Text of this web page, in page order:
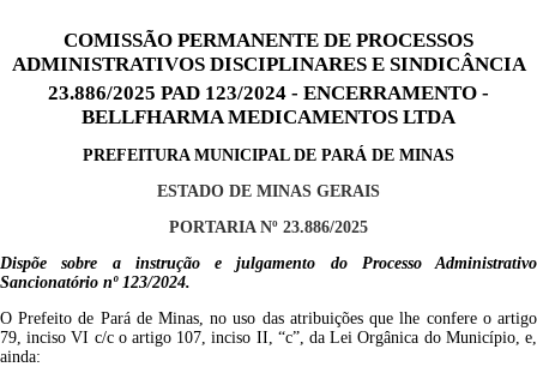
COMISSÃO PERMANENTE DE PROCESSOS
ADMINISTRATIVOS DISCIPLINARES E SINDICÂNCIA
23.886/2025 PAD 123/2024 - ENCERRAMENTO -
BELLFHARMA MEDICAMENTOS LTDA
PREFEITURA MUNICIPAL DE PARÁ DE MINAS
ESTADO DE MINAS GERAIS
PORTARIA Nº 23.886/2025
Dispõe sobre a instrução e julgamento do Processo Administrativo
Sancionatório nº 123/2024.
O Prefeito de Pará de Minas, no uso das atribuições que lhe confere o artigo
79, inciso VI c/c o artigo 107, inciso II, “c”, da Lei Orgânica do Município, e,
ainda: